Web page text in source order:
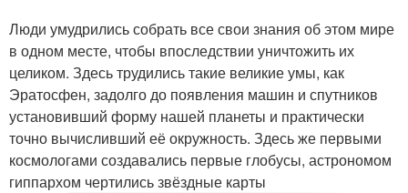
Люди умудрились собрать все свои знания об этом мире
в одном месте, чтобы впоследствии уничтожить их
целиком. Здесь трудились такие великие умы, как
Эратосфен, задолго до появления машин и спутников
установивший форму нашей планеты и практически
точно вычисливший её окружность. Здесь же первыми
космологами создавались первые глобусы, астрономом
гиппархом чертились звёздные карты